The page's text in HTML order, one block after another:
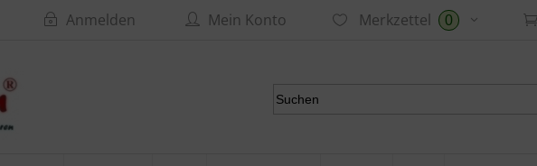
Anmelden Mein Konto Merkzettel 0